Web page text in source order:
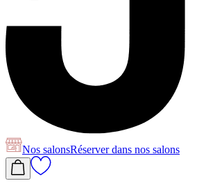
Nos salonsRéserverdans nos salons